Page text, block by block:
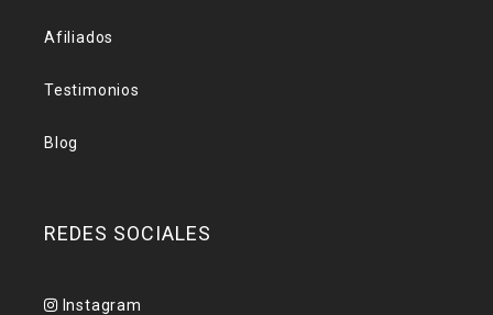
Afiliados
Testimonios
Blog
REDES SOCIALES
Instagram